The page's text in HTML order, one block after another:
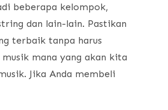
beberapa kelompok,
dan lain-lain. Pastikan
terbaik tanpa harus
mana yang akan kita
Jika Anda membeli